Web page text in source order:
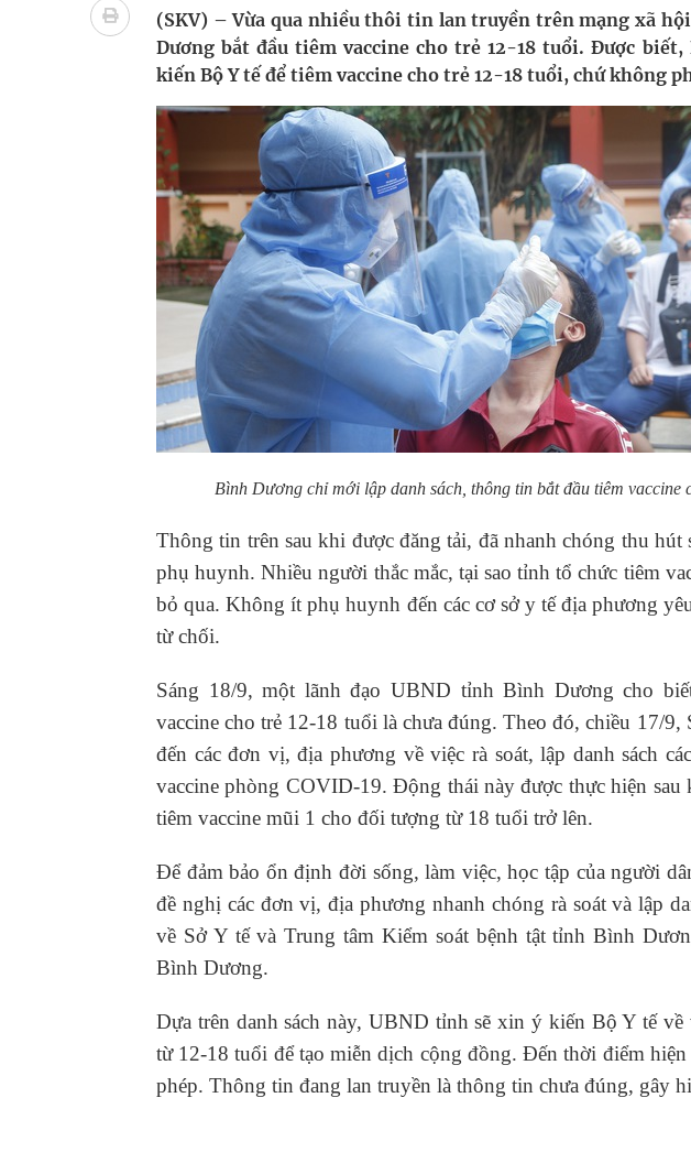
Tổng hợp những cách trị thâm body nách, bẹn, mông cực hiệu quả
Tỷ lệ tật khúc xạ ở trẻ gia tăng: Khuyến nghị của chuyên gia
Hội Đông y phường Cầu Kiệu ra mắt, định hướng phát triển gắn với chuyển
TP.HCM: Ra mắt Câu lạc bộ Thầy Thuốc Trẻ phường Phú Thạnh
(SKV) – Vừa qua nhiều thôi tin lan truyền trên mạng xã
Dương bắt đầu tiêm vaccine cho trẻ 12-18 tuổi. Được
kiến Bộ Y tế để tiêm vaccine cho trẻ 12-18 tuổi, chứ không
Bình Dương chỉ mới lập danh sách, thông tin bắt đầu tiêm vaccine
Thông tin trên sau khi được đăng tải, đã nhanh chóng thu hút
phụ huynh. Nhiều người thắc mắc, tại sao tỉnh tổ chức tiêm
bỏ qua. Không ít phụ huynh đến các cơ sở y tế địa phương
từ chối.
Sáng 18/9, một lãnh đạo UBND tỉnh Bình Dương cho
vaccine cho trẻ 12-18 tuổi là chưa đúng. Theo đó, chiều 17/
đến các đơn vị, địa phương về việc rà soát, lập danh sách
vaccine phòng COVID-19. Động thái này được thực hiện
tiêm vaccine mũi 1 cho đối tượng từ 18 tuổi trở lên.
Để đảm bảo ổn định đời sống, làm việc, học tập của người
đề nghị các đơn vị, địa phương nhanh chóng rà soát và lập
về Sở Y tế và Trung tâm Kiểm soát bệnh tật tỉnh Bình
Bình Dương.
Dựa trên danh sách này, UBND tỉnh sẽ xin ý kiến Bộ Y tế
từ 12-18 tuổi để tạo miễn dịch cộng đồng. Đến thời điểm
phép. Thông tin đang lan truyền là thông tin chưa đúng, gây